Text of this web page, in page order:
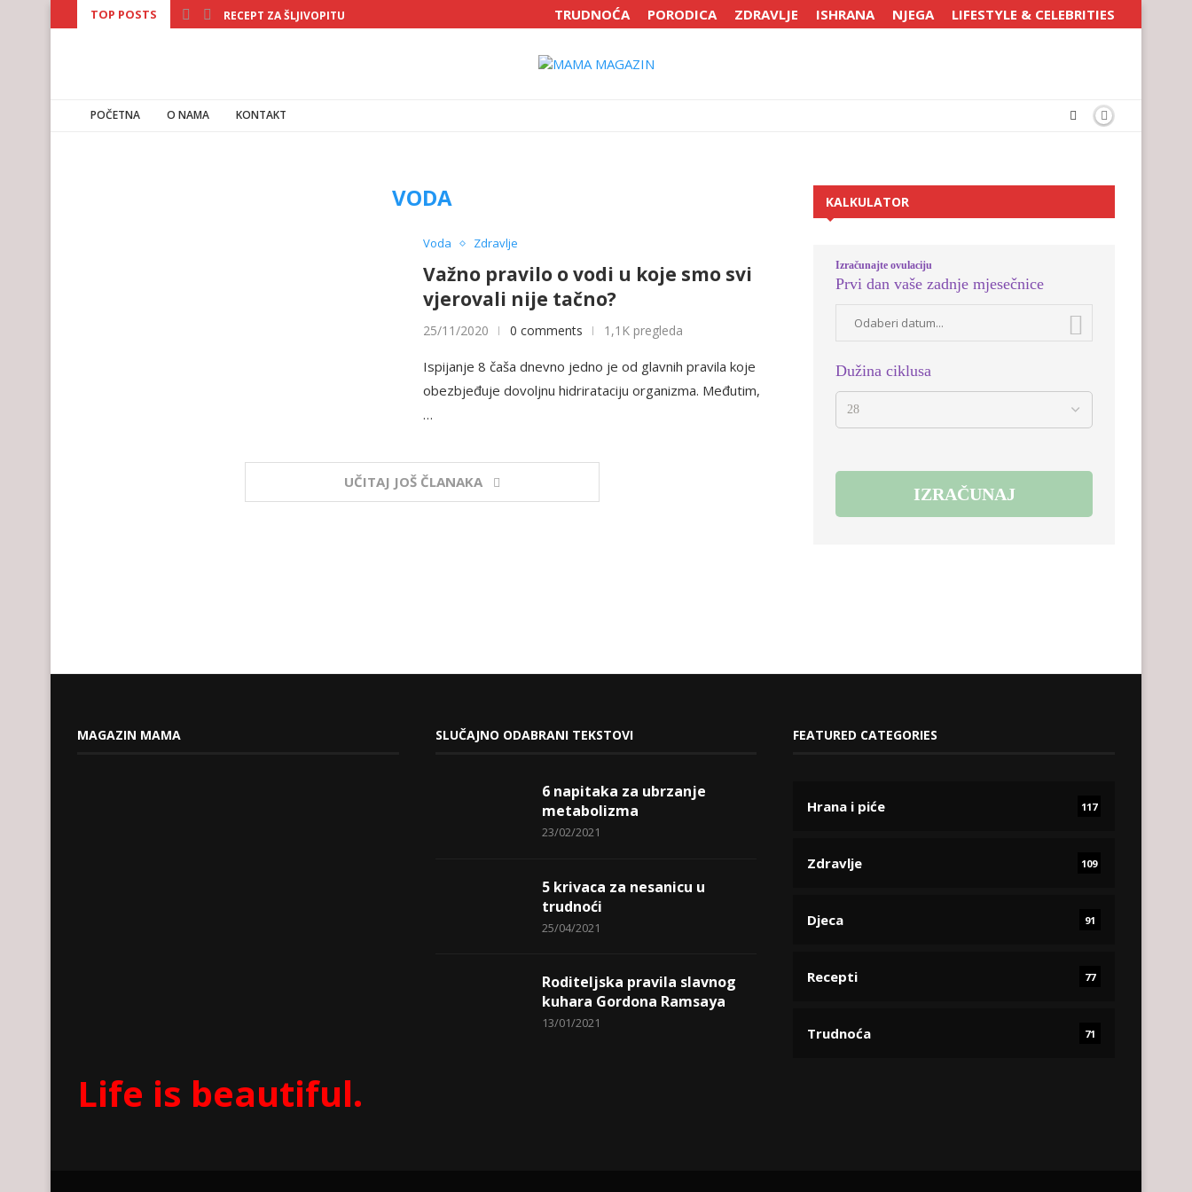
TOP POSTS RECEPT ZA ŠLJIVOPITU TRUDNOĆA PORODICA ZDRAVLJE ISHRANA NJEGA LIFESTYLE & CELEBRITIES
POČETNA O NAMA KONTAKT
VODA
Voda Zdravlje
Važno pravilo o vodi u koje smo svi
vjerovali nije tačno?
25/11/2020 0 comments 1,1K pregleda
Ispijanje 8 čaša dnevno jedno je od glavnih pravila koje
obezbjeđuje dovoljnu hidrirataciju organizma. Međutim,
…
UČITAJ JOŠ ČLANAKA
KALKULATOR
Izračunajte ovulaciju
Prvi dan vaše zadnje mjesečnice
Dužina ciklusa
MAGAZIN MAMA
Life is beautiful.
SLUČAJNO ODABRANI TEKSTOVI
6 napitaka za ubrzanje
metabolizma
23/02/2021
5 krivaca za nesanicu u
trudnoći
25/04/2021
Roditeljska pravila slavnog
kuhara Gordona Ramsaya
13/01/2021
FEATURED CATEGORIES
Hrana i piće 117
Zdravlje 109
Djeca 91
Recepti 77
Trudnoća 71